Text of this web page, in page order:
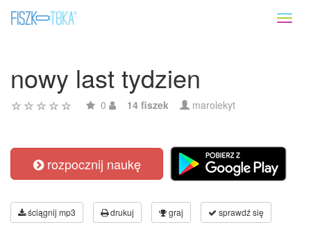
nowy last tydzien
0 14 fiszek marolekyt
rozpocznij naukę
ściągnij mp3 drukuj graj sprawdź się